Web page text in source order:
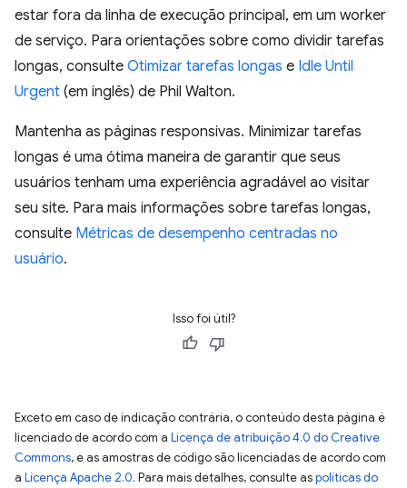
estar fora da linha de execução principal, em um worker
de serviço. Para orientações sobre como dividir tarefas
longas, consulte Otimizar tarefas longas e Idle Until
Urgent (em inglês) de Phil Walton.
Mantenha as páginas responsivas. Minimizar tarefas
longas é uma ótima maneira de garantir que seus
usuários tenham uma experiência agradável ao visitar
seu site. Para mais informações sobre tarefas longas,
consulte Métricas de desempenho centradas no
usuário.
Isso foi útil?
Exceto em caso de indicação contrária, o conteúdo desta página é
licenciado de acordo com a Licença de atribuição 4.0 do Creative
Commons, e as amostras de código são licenciadas de acordo com
a Licença Apache 2.0. Para mais detalhes, consulte aspolíticas do